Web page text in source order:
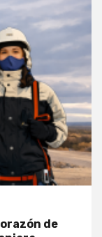
de